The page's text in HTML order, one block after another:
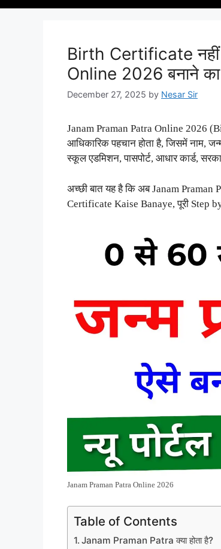
Birth Certificate नहीं
Online 2026 बनाने
December 27, 2025 by Nesar Sir
Janam Praman Patra Online 2026
आधिकारिक पहचान होता है, जिसमें नाम,
स्कूल एडमिशन, पासपोर्ट, आधार कार्ड,
अच्छी बात यह है कि अब Janam
Certificate Kaise Banaye, पूरी Step
Janam Praman Patra Online 2026
Table of Contents
Janam Praman Patra क्या होता है?